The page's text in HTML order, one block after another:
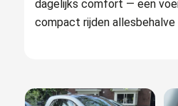
dagelijks comfort — een
compact rijden